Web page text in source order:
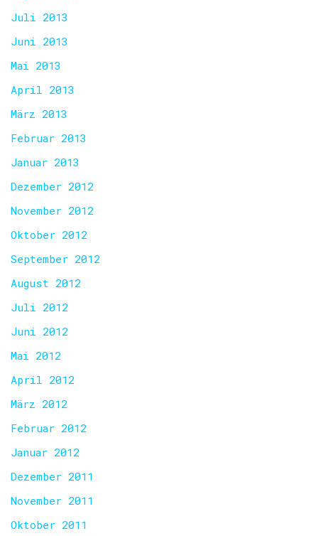
Juli 2013
Juni 2013
Mai 2013
April 2013
März 2013
Februar 2013
Januar 2013
Dezember 2012
November 2012
Oktober 2012
September 2012
August 2012
Juli 2012
Juni 2012
Mai 2012
April 2012
März 2012
Februar 2012
Januar 2012
Dezember 2011
November 2011
Oktober 2011